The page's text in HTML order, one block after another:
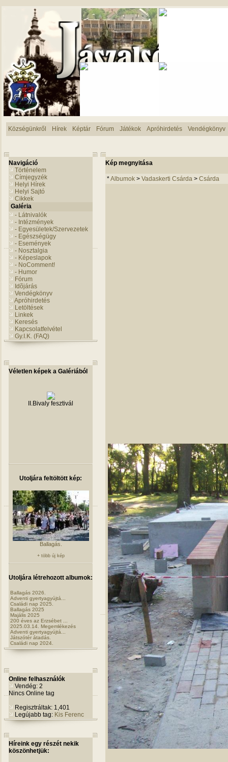
Községünkről Hírek Képtár Fórum Játékok Apróhirdetés Vendégkönyv
Navigáció
Történelem
Címjegyzék
Helyi Hírek
Helyi Sajtó
Cikkek
Galéria
- Látnivalók
- Intézmények
- Egyesületek/Szervezetek
- Egészségügy
- Események
- Nosztalgia
- Képeslapok
- NoComment!
- Humor
Fórum
Idõjárás
Vendégkönyv
Apróhirdetés
Letöltések
Linkek
Keresés
Kapcsolatfelvétel
Gy.I.K. (FAQ)
Véletlen képek a Galériából
II.Bivaly fesztivál
Utoljára feltöltött kép:
Ballagás.
+ több új kép
Utoljára létrehozott albumok:
Ballagás 2026.
Adventi gyertyagyújtá...
Családi nap 2025.
Ballagás 2025
Majális 2025
200 éves az Erzsébet ...
2025.03.14. Megemlékezés
Adventi gyertyagyújtá...
Játszótér átadás.
Családi nap 2024.
Online felhasználók
Vendég: 2
Nincs Online tag
Regisztráltak: 1,401
Legújabb tag: Kis Ferenc
Híreink egy részét nekik
köszönhetjük:
Kép megnyitása
*Albumok > Vadaskerti Csárda > Csárda